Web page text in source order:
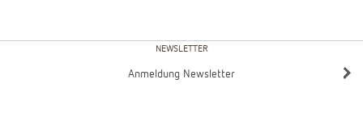
NEWSLETTER
Anmeldung Newsletter